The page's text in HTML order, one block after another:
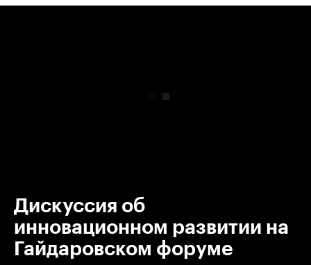
Дискуссия об
инновационном развитии на
Гайдаровском форуме